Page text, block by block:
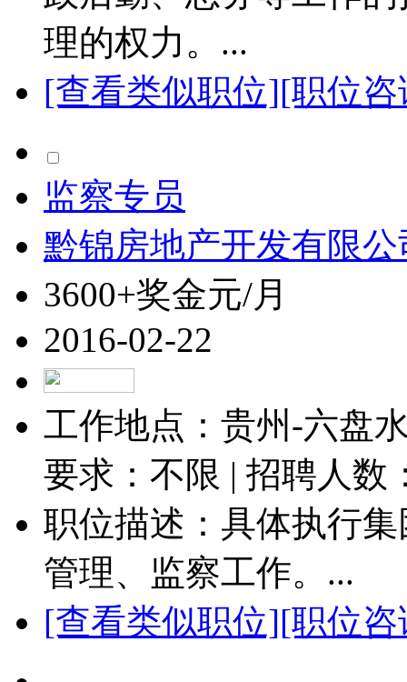
理的权力。...
[查看类似职位][职位
监察专员
黔锦房地产开发有限
3600+奖金元/月
2016-02-22
工作地点：贵州-六盘
要求：不限 | 招聘人数
职位描述：具体执行
管理、监察工作。...
[查看类似职位][职位